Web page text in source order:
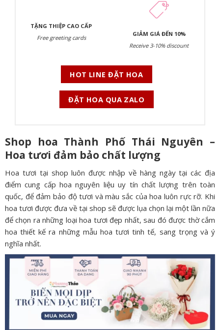
TẶNG THIỆP CAO CẤP
Free greeting cards
GIẢM GIÁ ĐẾN 10%
Receive 3-10% discount
HOT LINE ĐẶT HOA
ĐẶT HOA QUA ZALO
Shop hoa Thành Phố Thái Nguyên –
Hoa tươi đảm bảo chất lượng
Hoa tươi tại shop luôn được nhập về hàng ngày tại các địa
điểm cung cấp hoa nguyên liệu uy tín chất lượng trên toàn
quốc, để đảm bảo độ tươi và màu sắc của hoa luôn rực rỡ. Khi
hoa tươi được đưa về tại shop sẽ được lụa chọn lại một lần nữa
để chọn ra những loại hoa tươi đẹp nhất, sau đó được thờ cắm
hoa thiết kế ra những mẫu hoa tươi tinh tế, sang trọng và ý
nghĩa nhất.